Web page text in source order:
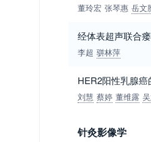
董玲宏 张琴惠 岳文
经体表超声联合
李超 骈林萍
HER2阳性乳腺
刘慧 蔡婷 董维露
针灸影像学